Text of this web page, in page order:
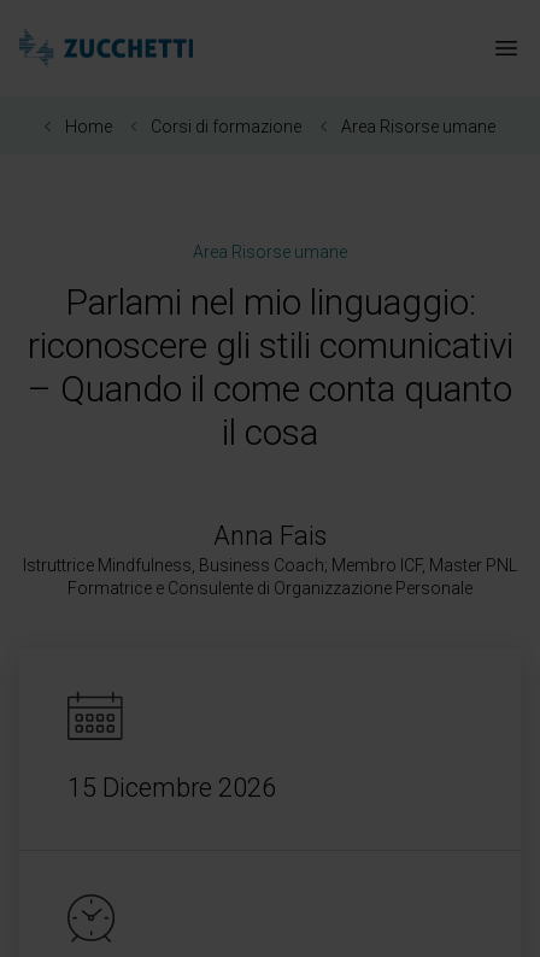
Zucchetti Healthcare
Home Corsi di formazione Area Risorse umane
Area Risorse umane
Parlami nel mio linguaggio:
riconoscere gli stili comunicativi
– Quando il come conta quanto
il cosa
Anna Fais
Istruttrice Mindfulness, Business Coach; Membro ICF, Master PNL
Formatrice e Consulente di Organizzazione Personale
15 Dicembre 2026